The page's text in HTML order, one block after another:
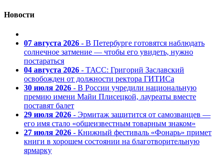
Новости
07 августа 2026 - В Петербурге готовятся наблюдать
солнечное затмение — чтобы его увидеть, нужно
постараться
04 августа 2026 - ТАСС: Григорий Заславский
освобожден от должности ректора ГИТИСа
30 июля 2026 - В России учредили национальную
премию имени Майи Плисецкой, лауреаты вместе
поставят балет
29 июля 2026 - Эрмитаж защитится от самозванцев —
его имя стало «общеизвестным товарным знаком»
27 июля 2026 - Книжный фестиваль «Фонарь» примет
книги в хорошем состоянии на благотворительную
ярмарку